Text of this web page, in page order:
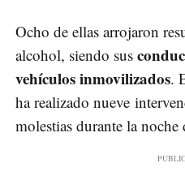
Ocho de ellas arrojaron
alcohol, siendo sus
vehículos inmovilizados.
ha realizado nueve
molestias durante la noche